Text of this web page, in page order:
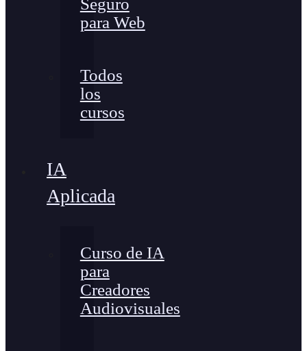
Seguro
para Web
Todos
los
cursos
IA
Aplicada
Curso de IA
para
Creadores
Audiovisuales